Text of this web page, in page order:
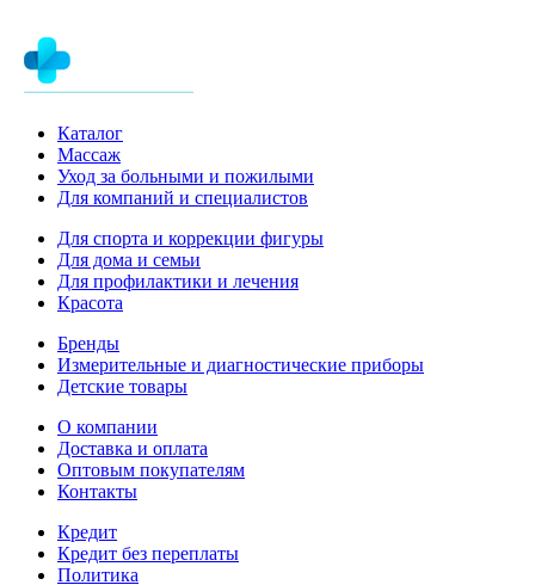
Каталог
Массаж
Уход за больными и пожилыми
Для компаний и специалистов
Для спорта и коррекции фигуры
Для дома и семьи
Для профилактики и лечения
Красота
Бренды
Измерительные и диагностические приборы
Детские товары
О компании
Доставка и оплата
Оптовым покупателям
Контакты
Кредит
Кредит без переплаты
Политика